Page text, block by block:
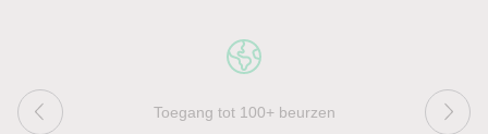
Toegang tot 100+ beurzen